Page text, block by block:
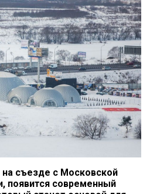
съезде с Московской
появится современный